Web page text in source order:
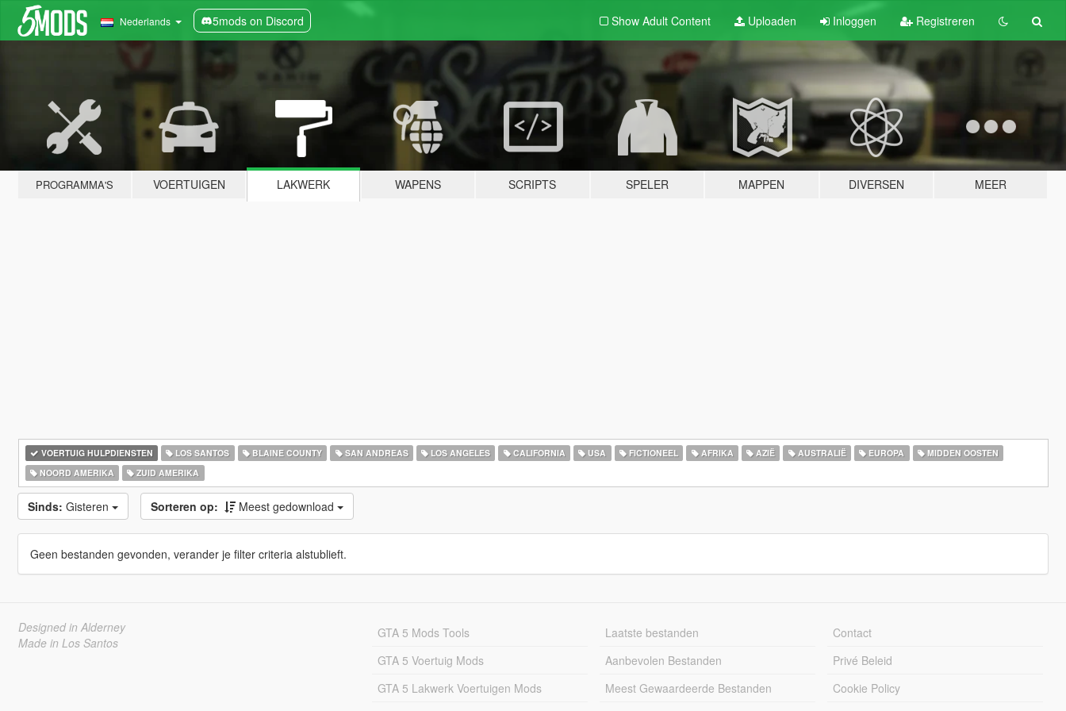
Nederlands 5mods on Discord Show Adult Content Uploaden Inloggen Registreren
PROGRAMMA'S VOERTUIGEN LAKWERK WAPENS SCRIPTS SPELER MAPPEN DIVERSEN MEER
VOERTUIG HULPDIENSTEN LOS SANTOS BLAINE COUNTY SAN ANDREAS LOS ANGELES CALIFORNIA USA FICTIONEEL AFRIKA AZIË AUSTRALIË EUROPA
MIDDEN OOSTEN
NOORD AMERIKA
ZUID AMERIKA
Sinds: Gisteren Sorteren op: Meest gedownload
Geen bestanden gevonden, verander je filter criteria alstublieft.
Designed in Alderney
Made in Los Santos
GTA 5 Mods Tools
GTA 5 Voertuig Mods
GTA 5 Lakwerk Voertuigen Mods
Laatste bestanden
Aanbevolen Bestanden
Meest Gewaardeerde Bestanden
Contact
Privé Beleid
Cookie Policy